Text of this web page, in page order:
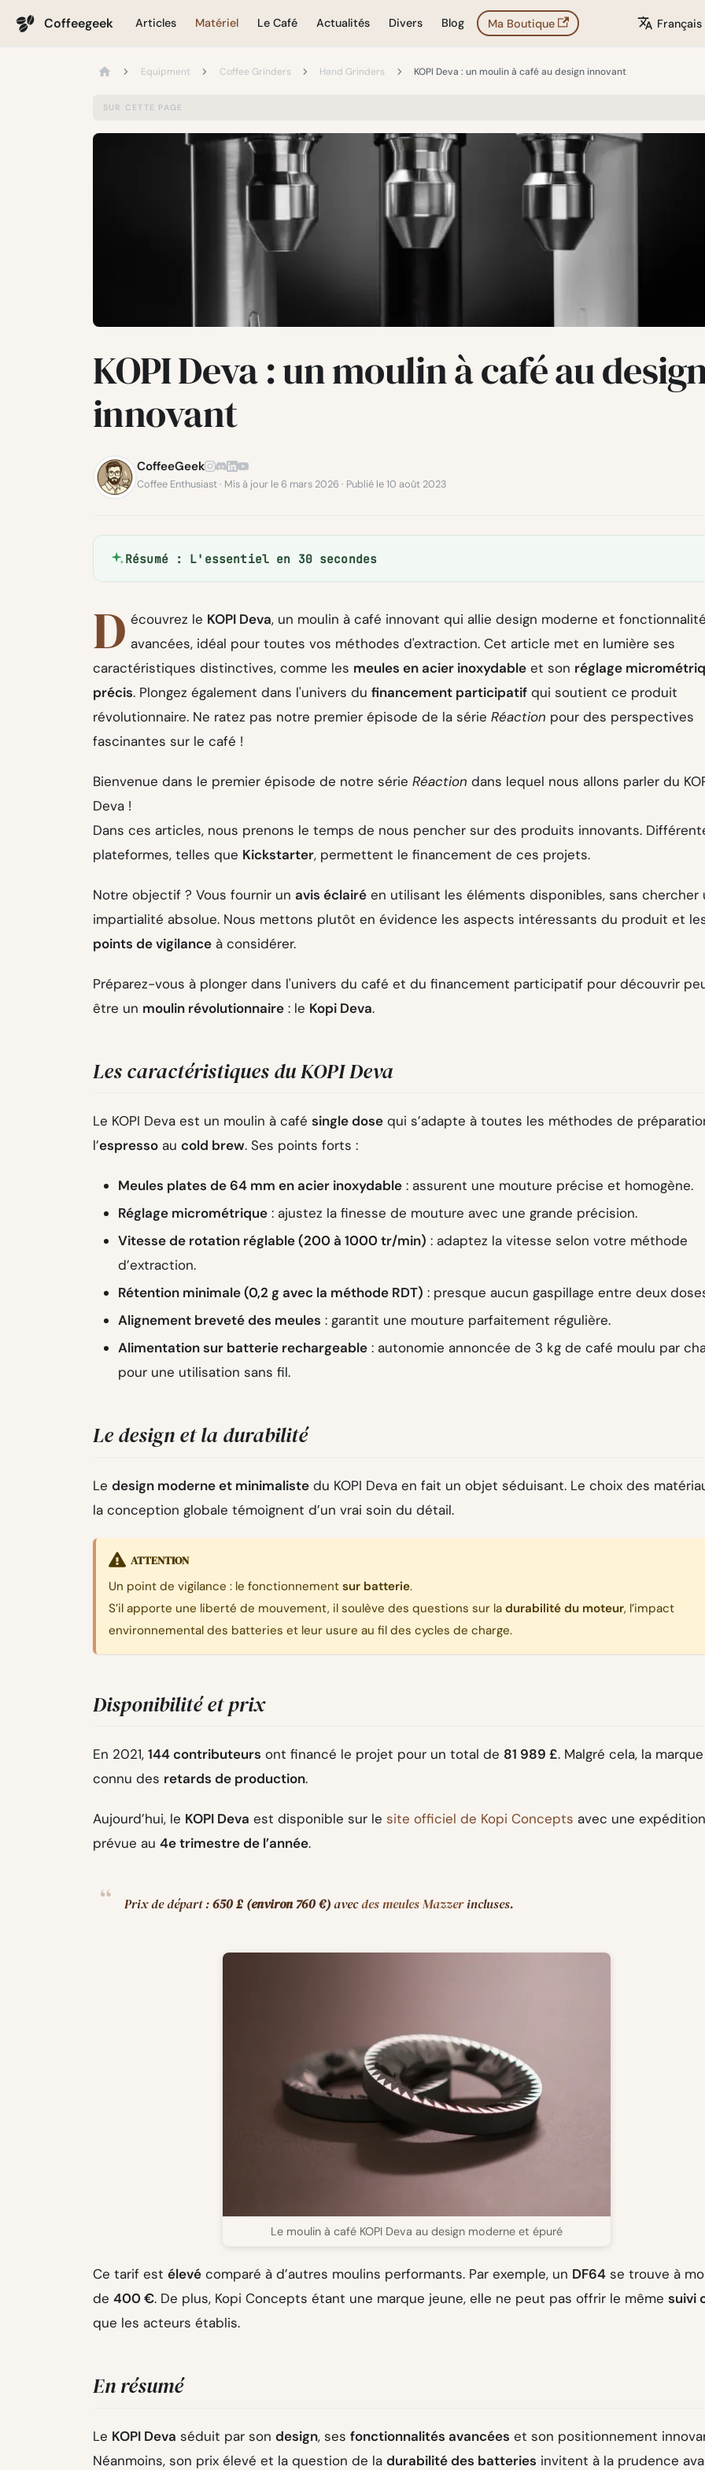
Coffeegeek Articles Matériel Le Café Actualités Divers Blog Ma Boutique Français
Equipment Coffee Grinders Hand Grinders KOPI Deva : un moulin à café au design innovant
SUR CETTE PAGE
KOPI Deva : un moulin à café au
innovant
CoffeeGeek
Coffee Enthusiast · Mis à jour le 6 mars 2026 · Publié le 10 août 2023
Résumé : L'essentiel en 30 secondes
D écouvrez le KOPI Deva, un moulin à café innovant qui allie design moderne et
avancées, idéal pour toutes vos méthodes d'extraction. Cet article met en lumière ses
caractéristiques distinctives, comme les meules en acier inoxydable et son réglage
précis. Plongez également dans l'univers du financement participatif qui soutient ce produit
révolutionnaire. Ne ratez pas notre premier épisode de la série Réaction pour des perspectives
fascinantes sur le café !
Bienvenue dans le premier épisode de notre série Réaction dans lequel nous allons parler du
Deva !
Dans ces articles, nous prenons le temps de nous pencher sur des produits innovants.
plateformes, telles que Kickstarter, permettent le financement de ces projets.
Notre objectif ? Vous fournir un avis éclairé en utilisant les éléments disponibles, sans chercher
impartialité absolue. Nous mettons plutôt en évidence les aspects intéressants du produit et
points de vigilance à considérer.
Préparez-vous à plonger dans l'univers du café et du financement participatif pour découvrir
être un moulin révolutionnaire : le Kopi Deva.
Les caractéristiques du KOPI Deva
Le KOPI Deva est un moulin à café single dose qui s’adapte à toutes les méthodes de
l’espresso au cold brew. Ses points forts :
Meules plates de 64 mm en acier inoxydable : assurent une mouture précise et homogène.
Réglage micrométrique : ajustez la finesse de mouture avec une grande précision.
Vitesse de rotation réglable (200 à 1000 tr/min) : adaptez la vitesse selon votre méthode
d’extraction.
Rétention minimale (0,2 g avec la méthode RDT) : presque aucun gaspillage entre deux
Alignement breveté des meules : garantit une mouture parfaitement régulière.
Alimentation sur batterie rechargeable : autonomie annoncée de 3 kg de café moulu par
pour une utilisation sans fil.
Le design et la durabilité
Le design moderne et minimaliste du KOPI Deva en fait un objet séduisant. Le choix des
la conception globale témoignent d’un vrai soin du détail.
ATTENTION
Un point de vigilance : le fonctionnement sur batterie.
S’il apporte une liberté de mouvement, il soulève des questions sur la durabilité du moteur, l’impact
environnemental des batteries et leur usure au fil des cycles de charge.
Disponibilité et prix
En 2021, 144 contributeurs ont financé le projet pour un total de 81 989 £. Malgré cela, la
connu des retards de production.
Aujourd’hui, le KOPI Deva est disponible sur le site officiel de Kopi Concepts avec une expédition
prévue au 4e trimestre de l’année.
Prix de départ :650 £ (environ 760 €)avecdes meules Mazzerincluses.
Le moulin à café KOPI Deva au design moderne et épuré
Ce tarif est élevé comparé à d’autres moulins performants. Par exemple, un DF64 se trouve à
de 400 €. De plus, Kopi Concepts étant une marque jeune, elle ne peut pas offrir le même suivi
que les acteurs établis.
En résumé
Le KOPI Deva séduit par son design, ses fonctionnalités avancées et son positionnement
Néanmoins, son prix élevé et la question de la durabilité des batteries invitent à la prudence